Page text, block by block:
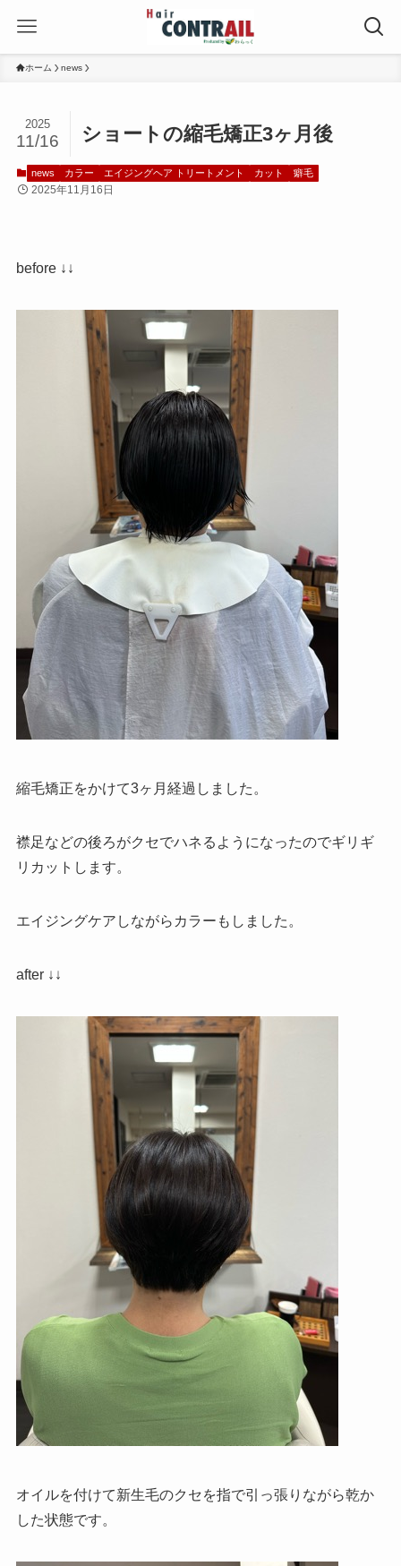
ホーム news
ショートの縮毛矯正3ヶ月後
2025
11/16
news カラー エイジングヘア トリートメント カット 癖毛
2025年11月16日
before ↓↓
縮毛矯正をかけて3ヶ月経過しました。
襟足などの後ろがクセでハネるようになったのでギリギ
リカットします。
エイジングケアしながらカラーもしました。
after ↓↓
オイルを付けて新生毛のクセを指で引っ張りながら乾か
した状態です。